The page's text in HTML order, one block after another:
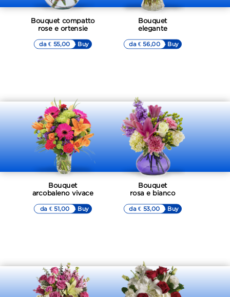
Bouquet compatto
rose e ortensie
▷▷ Buy
da € 55,00
Bouquet
elegante
▷▷ Buy
da € 56,00
Bouquet
arcobaleno vivace
▷▷ Buy
da € 51,00
Bouquet
rosa e bianco
▷▷ Buy
da € 53,00